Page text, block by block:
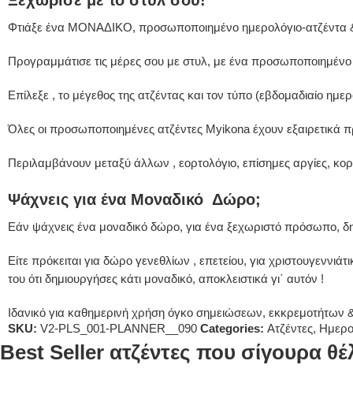
Φτιάξε ένα ΜΟΝΑΔΙΚΟ, προσωποποιημένο ημερολόγιο-ατζέντα
Προγραμμάτισε τις μέρες σου με στυλ, με ένα
Επίλεξε , το μέγεθος της ατζέντας και τον τύπο (εβδομαδιαίο
Όλες οι προσωποποιημένες ατζέντες Myikona έχουν εξαιρετικά
Περιλαμβάνουν μεταξύ άλλων , εορτολόγιο, επίσημες αργίες,
Ψάχνεις για ένα Μοναδικό Δώρο;
Εάν ψάχνεις ένα μοναδικό δώρο, για ένα ξεχωριστό πρόσωπο,
Είτε πρόκειται για δώρο γενεθλίων , επετείου, για
του ότι δημιουργήσες κάτι μοναδικό, αποκλειστικά γι΄ αυτόν !
Ιδανικό για καθημερινή χρήση όγκο σημειώσεων, εκκρεμοτήτων
SKU: V2-PLS_001-PLANNER__090 Categories: Ατζέντες,
Best Seller ατζέντες που σίγουρα